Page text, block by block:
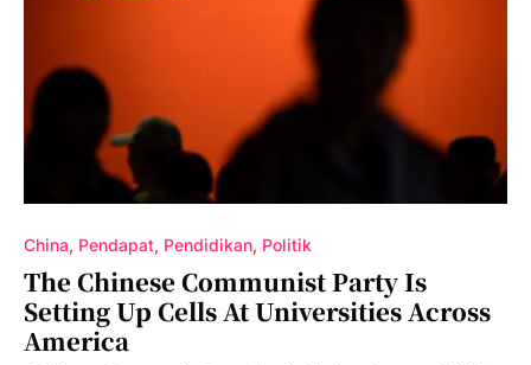
China Pendapat Pendidikan Politik
The Chinese Communist Party Is
Setting Up Cells At Universities Across
America